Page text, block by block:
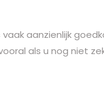
aanzienlijk
als u nog niet